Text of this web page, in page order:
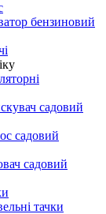
бензиновий
садовий
садовий
садовий
тачки